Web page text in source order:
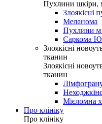
Пухлини шкіри,
Злоякісні
Меланома
Пухлини
Саркома
Злоякісні
тканин
Злоякісні
тканин
Мієломна
Про клініку
Про клініку